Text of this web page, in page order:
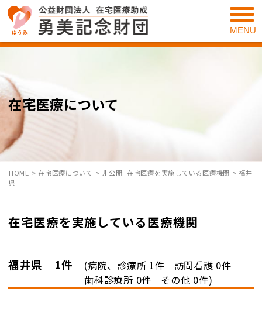
MENU
在宅医療について
HOME > 在宅医療について >非公開: 在宅医療を実施している医療機関 >福井
県
在宅医療を実施している医療機関
福井県 1件 (病院、診療所 1件
訪問看護 0件
歯科診療所 0件
その他 0件)